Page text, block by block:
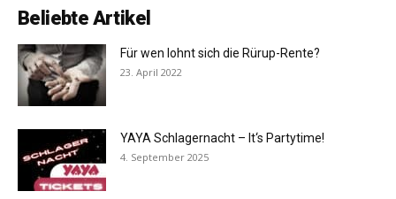
Beliebte Artikel
Für wen lohnt sich die Rürup-Rente?
23. April 2022
YAYA Schlagernacht – It‘s Partytime!
4. September 2025